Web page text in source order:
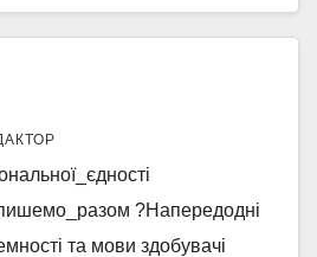
?Напередодні
та мови здобувачі